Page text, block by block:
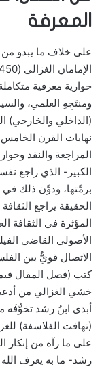
المعرفة
على خلاف ما يبدو من
حوارية معرفية
ومنتَجِهِ العلمي،
(الداخلي والخارجي)
نهايات القرن
المراجعة والنقد
الكبير- الذي راجع
برمَّتها، ودوَّن ذلك
الحقيقة يراجع
المؤثرة في الثقافة
الأصولي القاضي
الاتصال قويٌّ بين
كتب (فصل المقال
خشي الغزالي من
أبدى ابنُ رشد تخوُّفَه
(تهافت الفلاسفة)
على ما رآه من إنكار
رشد- ما به يعرف